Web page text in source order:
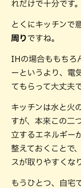
れだけで十分です。
とくにキッチンで
周りですね。
IHの場合ももちろ
ーというより、電
てもらって大丈夫で
キッチンは水と火
すが、本来この二
立するエネルギー
整えておくことで
スが取りやすくな
もうひとつ、自宅